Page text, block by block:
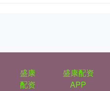
盛康
配资
盛康配资
APP